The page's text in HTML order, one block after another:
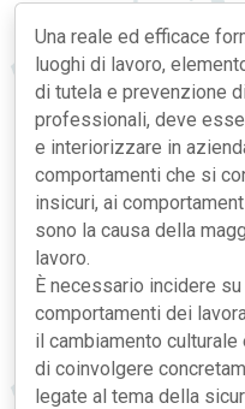
Una reale ed efficace
luoghi di lavoro,
di tutela e prevenzione
professionali, deve
e interiorizzare in
comportamenti che si
insicuri, ai
sono la causa della
lavoro.
È necessario incidere
comportamenti dei
il cambiamento
di coinvolgere
legate al tema della